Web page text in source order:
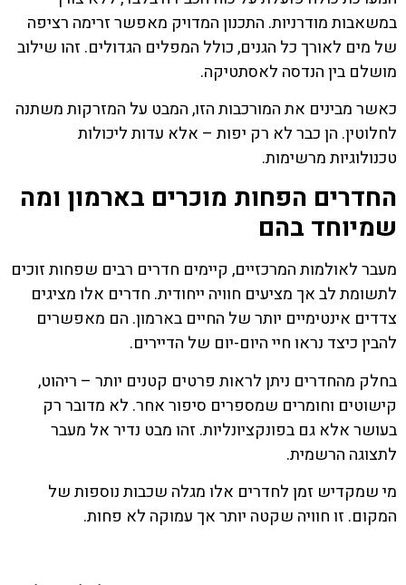
במשאבות מודרניות. התכנון המדויק מאפשר זרימה רציפה
של מים לאורך כל הגנים, כולל המפלים הגדולים. זהו שילוב
מושלם בין הנדסה לאסתטיקה.
כאשר מבינים את המורכבות הזו, המבט על המזרקות משתנה
לחלוטין. הן כבר לא רק יפות – אלא עדות ליכולות
טכנולוגיות מרשימות.
החדרים הפחות מוכרים בארמון ומה
שמיוחד בהם
מעבר לאולמות המרכזיים, קיימים חדרים רבים שפחות זוכים
לתשומת לב אך מציעים חוויה ייחודית. חדרים אלו מציגים
צדדים אינטימיים יותר של החיים בארמון. הם מאפשרים
להבין כיצד נראו חיי היום-יום של הדיירים.
בחלק מהחדרים ניתן לראות פרטים קטנים יותר – ריהוט,
קישוטים וחומרים שמספרים סיפור אחר. לא מדובר רק
בעושר אלא גם בפונקציונליות. זהו מבט נדיר אל מעבר
לתצוגה הרשמית.
מי שמקדיש זמן לחדרים אלו מגלה שכבות נוספות של
המקום. זו חוויה שקטה יותר אך עמוקה לא פחות.